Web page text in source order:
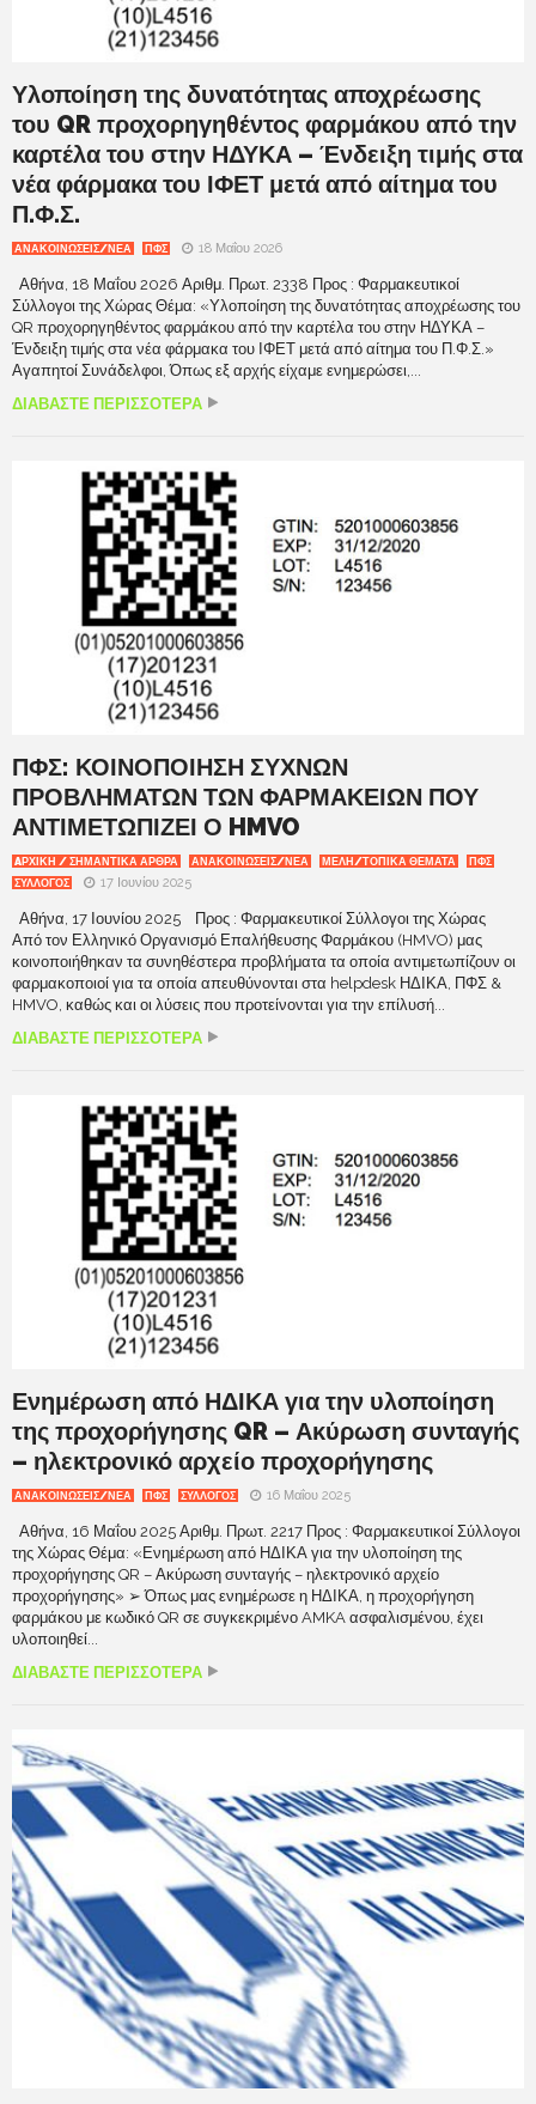
Υλοποίηση της δυνατότητας αποχρέωσης
του QR προχορηγηθέντος φαρμάκου από την
καρτέλα του στην ΗΔΥΚΑ – Ένδειξη τιμής στα
νέα φάρμακα του ΙΦΕΤ μετά από αίτημα του
Π.Φ.Σ.
ΑΝΑΚΟΙΝΩΣΕΙΣ/ΝΕΑ ΠΦΣ 18 Μαΐου 2026
Αθήνα, 18 Μαΐου 2026 Αριθμ. Πρωτ. 2338 Προς : Φαρμακευτικοί
Σύλλογοι της Χώρας Θέμα: «Υλοποίηση της δυνατότητας αποχρέωσης του
QR προχορηγηθέντος φαρμάκου από την καρτέλα του στην ΗΔΥΚΑ –
Ένδειξη τιμής στα νέα φάρμακα του ΙΦΕΤ μετά από αίτημα του Π.Φ.Σ.»
Αγαπητοί Συνάδελφοι, Όπως εξ αρχής είχαμε ενημερώσει,...
ΔΙΑΒΑΣΤΕ ΠΕΡΙΣΣΟΤΕΡΑ
ΠΦΣ: ΚΟΙΝΟΠΟΙΗΣΗ ΣΥΧΝΩΝ
ΠΡΟΒΛΗΜΑΤΩΝ ΤΩΝ ΦΑΡΜΑΚΕΙΩΝ ΠΟΥ
ΑΝΤΙΜΕΤΩΠΙΖΕΙ Ο HMVO
AΡΧΙΚΉ / ΣΗΜΑΝΤΙΚΆ ΆΡΘΡΑ ΑΝΑΚΟΙΝΩΣΕΙΣ/ΝΕΑ ΜΕΛΗ/ΤΟΠΙΚΑ ΘΕΜΑΤΑ
ΠΦΣ
ΣΥΛΛΟΓΟΣ
17 Ιουνίου 2025
Αθήνα, 17 Ιουνίου 2025 Προς : Φαρμακευτικοί Σύλλογοι της Χώρας
Από τον Ελληνικό Οργανισμό Επαλήθευσης Φαρμάκου (HMVO) μας
κοινοποιήθηκαν τα συνηθέστερα προβλήματα τα οποία αντιμετωπίζουν οι
φαρμακοποιοί για τα οποία απευθύνονται στα helpdesk ΗΔΙΚΑ, ΠΦΣ &
HMVO, καθώς και οι λύσεις που προτείνονται για την επίλυσή...
ΔΙΑΒΑΣΤΕ ΠΕΡΙΣΣΟΤΕΡΑ
Ενημέρωση από ΗΔΙΚΑ για την υλοποίηση
της προχορήγησης QR – Ακύρωση συνταγής
– ηλεκτρονικό αρχείο προχορήγησης
ΑΝΑΚΟΙΝΩΣΕΙΣ/ΝΕΑ ΠΦΣ ΣΥΛΛΟΓΟΣ 16 Μαΐου 2025
Αθήνα, 16 Μαΐου 2025 Αριθμ. Πρωτ. 2217 Προς : Φαρμακευτικοί Σύλλογοι
της Χώρας Θέμα: «Ενημέρωση από ΗΔΙΚΑ για την υλοποίηση της
προχορήγησης QR – Ακύρωση συνταγής – ηλεκτρονικό αρχείο
προχορήγησης» ➢ Όπως μας ενημέρωσε η ΗΔΙΚΑ, η προχορήγηση
φαρμάκου με κωδικό QR σε συγκεκριμένο AMKA ασφαλισμένου, έχει
υλοποιηθεί...
ΔΙΑΒΑΣΤΕ ΠΕΡΙΣΣΟΤΕΡΑ